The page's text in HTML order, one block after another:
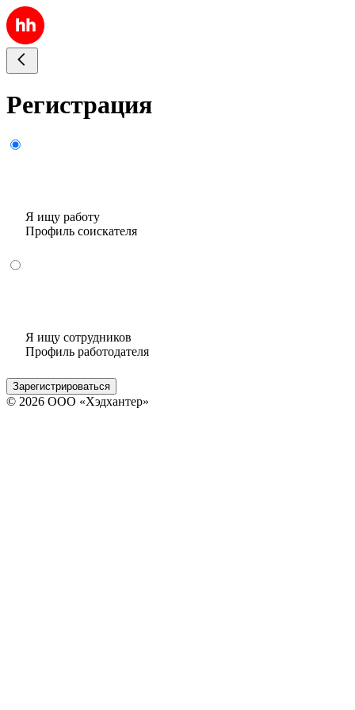
Регистрация
Я ищу работу
Профиль соискателя
Я ищу сотрудников
Профиль работодателя
Зарегистрироваться
© 2026 ООО «Хэдхантер»